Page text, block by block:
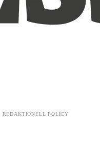
REDAKTIONELL POLICY